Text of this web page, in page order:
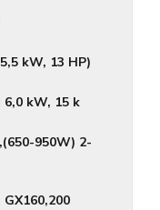
kW, 13 HP)
6,0 kW, 15 k
950W) 2-